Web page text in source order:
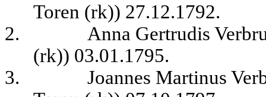
Toren (rk)) 27.12.1792.
2.
Anna Gertrudis
(rk)) 03.01.1795.
3.
Joannes Martinus